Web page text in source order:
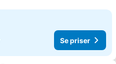
Se priser